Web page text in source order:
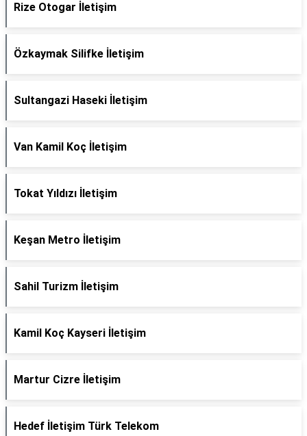
Rize Otogar İletişim
Özkaymak Silifke İletişim
Sultangazi Haseki İletişim
Van Kamil Koç İletişim
Tokat Yıldızı İletişim
Keşan Metro İletişim
Sahil Turizm İletişim
Kamil Koç Kayseri İletişim
Martur Cizre İletişim
Hedef İletişim Türk Telekom